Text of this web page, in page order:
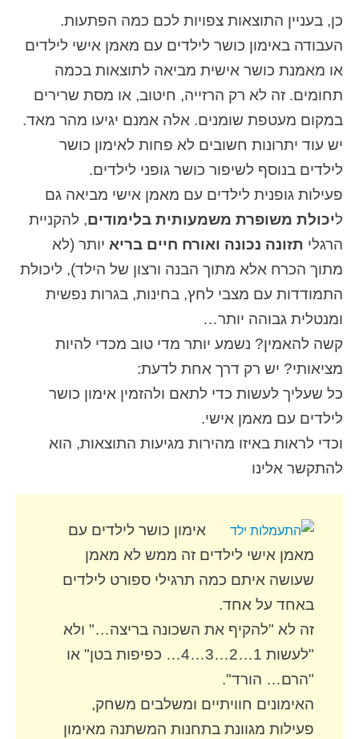
כן, בעניין התוצאות צפויות לכם כמה הפתעות.
העבודה באימון כושר לילדים עם מאמן אישי לילדים
או מאמנת כושר אישית מביאה לתוצאות בכמה
תחומים. זה לא רק הרזייה, חיטוב, או מסת שרירים
במקום מעטפת שומנים. אלה אמנם יגיעו מהר מאד.
יש עוד יתרונות חשובים לא פחות לאימון כושר
לילדים בנוסף לשיפור כושר גופני לילדים.
פעילות גופנית לילדים עם מאמן אישי מביאה גם
ליכולת משופרת משמעותית בלימודים, להקניית
הרגלי תזונה נכונה ואורח חיים בריא יותר (לא
מתוך הכרח אלא מתוך הבנה ורצון של הילד), ליכולת
התמודדות עם מצבי לחץ, בחינות, בגרות נפשית
ומנטלית גבוהה יותר…
קשה להאמין? נשמע יותר מדי טוב מכדי להיות
מציאותי? יש רק דרך אחת לדעת:
כל שעליך לעשות כדי לתאם ולהזמין אימון כושר
לילדים עם מאמן אישי.
וכדי לראות באיזו מהירות מגיעות התוצאות, הוא
להתקשר אלינו
אימון כושר לילדים עם
מאמן אישי לילדים זה ממש לא מאמן
שעושה איתם כמה תרגילי ספורט לילדים
באחד על אחד.
זה לא "להקיף את השכונה בריצה…" ולא
"לעשות 1…2…3…4… כפיפות בטן" או
"הרם… הורד".
האימונים חוויתיים ומשלבים משחק,
פעילות מגוונת בתחנות המשתנה מאימון